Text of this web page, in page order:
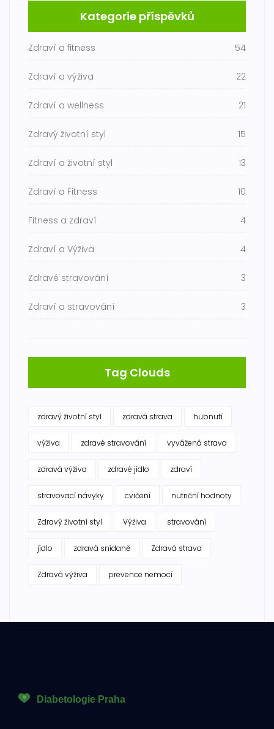
Kategorie příspěvků
Zdraví a fitness 54
Zdraví a výživa 22
Zdraví a wellness 21
Zdravý životní styl 15
Zdraví a životní styl 13
Zdraví a Fitness 10
Fitness a zdraví 4
Zdraví a Výživa 4
Zdravé stravování 3
Zdraví a stravování 3
Tag Clouds
zdravý životní styl zdravá strava hubnutí
výživa zdravé stravování vyvážená strava
zdravá výživa zdravé jídlo zdraví
stravovací návyky cvičení nutriční hodnoty
Zdravý životní styl Výživa stravování
jídlo zdravá snídaně Zdravá strava
Zdravá výživa prevence nemocí